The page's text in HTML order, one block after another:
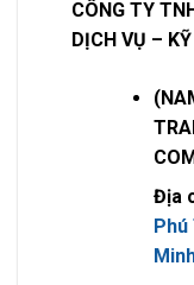
CÔNG TY
DỊCH VỤ –
Địa